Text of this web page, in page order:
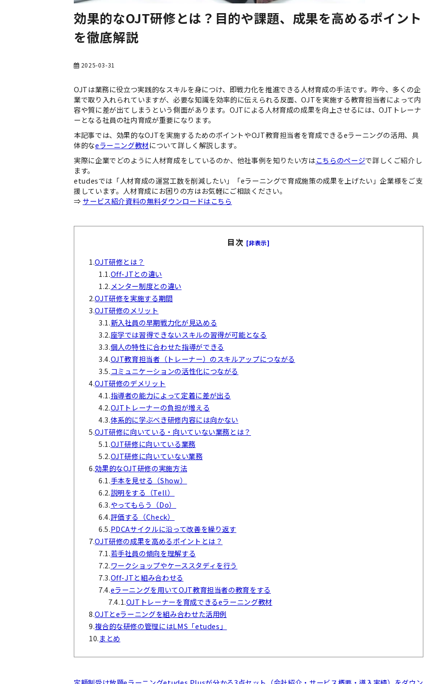
効果的なOJT研修とは？目的や課題、成果を高めるポイント
を徹底解説
2025-03-31
OJTは業務に役立つ実践的なスキルを身につけ、即戦力化を推進できる人材育成の手法です。昨今、多くの企
業で取り入れられていますが、必要な知識を効率的に伝えられる反面、OJTを実施する教育担当者によって内
容や質に差が出てしまうという側面があります。OJTによる人材育成の成果を向上させるには、OJTトレーナ
ーとなる社員の社内育成が重要になります。
本記事では、効果的なOJTを実施するためのポイントやOJT教育担当者を育成できるeラーニングの活用、具
体的なeラーニング教材について詳しく解説します。
実際に企業でどのように人材育成をしているのか、他社事例を知りたい方はこちらのページで詳しくご紹介し
ます。
etudesでは「人材育成の運営工数を削減したい」「eラーニングで育成施策の成果を上げたい」企業様をご支
援しています。人材育成にお困りの方はお気軽にご相談ください。
⇒ サービス紹介資料の無料ダウンロードはこちら
目次 [非表示]
1.OJT研修とは？
1.1.Off-JTとの違い
1.2. メンター制度との違い
2.OJT研修を実施する期間
3.OJT研修のメリット
3.1.新入社員の早期戦力化が見込める
3.2.座学では習得できないスキルの習得が可能となる
3.3.個人の特性に合わせた指導ができる
3.4.OJT教育担当者（トレーナー）のスキルアップにつながる
3.5.コミュニケーションの活性化につながる
4.OJT研修のデメリット
4.1.指導者の能力によって定着に差が出る
4.2.OJTトレーナーの負担が増える
4.3.体系的に学ぶべき研修内容には向かない
5.OJT研修に向いている・向いていない業務とは？
5.1.OJT研修に向いている業務
5.2.OJT研修に向いていない業務
6.効果的なOJT研修の実施方法
6.1.手本を見せる（Show）
6.2.説明をする（Tell）
6.3.やってもらう（Do）
6.4.評価する（Check）
6.5.PDCAサイクルに沿って改善を繰り返す
7.OJT研修の成果を高めるポイントとは？
7.1.若手社員の傾向を理解する
7.2.ワークショップやケーススタディを行う
7.3.Off-JTと組み合わせる
7.4.eラーニングを用いてOJT教育担当者の教育をする
7.4.1.OJTトレーナーを育成できるeラーニング教材
8.OJTとeラーニングを組み合わせた活用例
9.複合的な研修の管理にはLMS「etudes」
10.まとめ